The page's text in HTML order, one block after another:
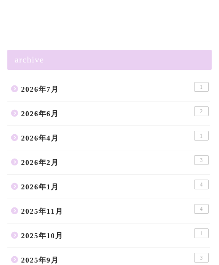
archive
2026年7月 1
2026年6月 2
2026年4月 1
2026年2月 3
2026年1月 4
2025年11月 4
2025年10月 1
2025年9月 3